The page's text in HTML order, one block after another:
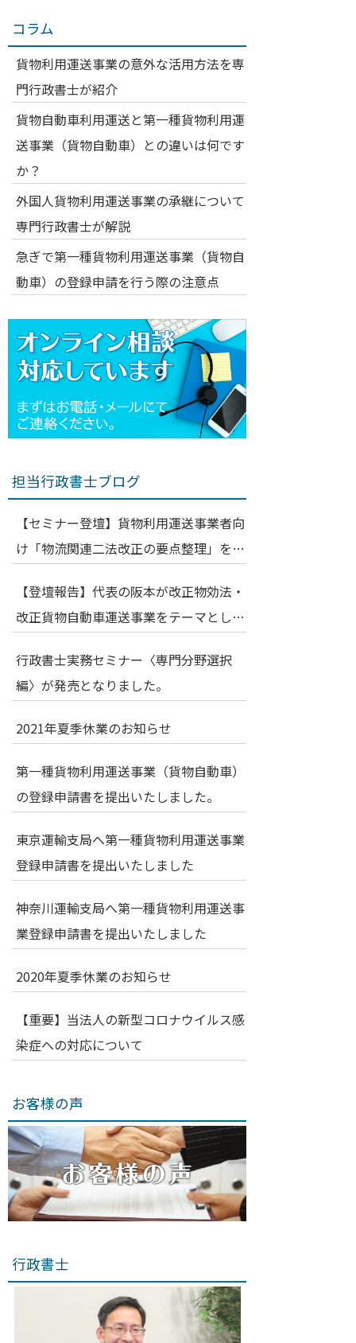
コラム
貨物利用運送事業の意外な活用方法を専
門行政書士が紹介
貨物自動車利用運送と第一種貨物利用運
送事業（貨物自動車）との違いは何です
か？
外国人貨物利用運送事業の承継について
専門行政書士が解説
急ぎで第一種貨物利用運送事業（貨物自
動車）の登録申請を行う際の注意点
担当行政書士ブログ
【セミナー登壇】貨物利用運送事業者向
け「物流関連二法改正の要点整理」を解
EXPO 2026 特別講演）
【登壇報告】代表の阪本が改正物効法・
改正貨物自動車運送事業をテーマとした
行政書士実務セミナー〈専門分野選択
編〉が発売となりました。
2021年夏季休業のお知らせ
第一種貨物利用運送事業（貨物自動車）
の登録申請書を提出いたしました。
東京運輸支局へ第一種貨物利用運送事業
登録申請書を提出いたしました
神奈川運輸支局へ第一種貨物利用運送事
業登録申請書を提出いたしました
2020年夏季休業のお知らせ
【重要】当法人の新型コロナウイルス感
染症への対応について
お客様の声
行政書士